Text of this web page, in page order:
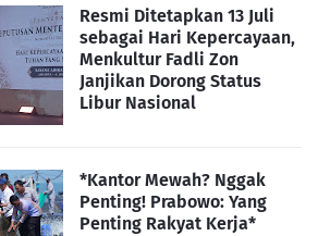
Resmi Ditetapkan 13 Juli
sebagai Hari Kepercayaan,
Menkultur Fadli Zon
Janjikan Dorong Status
Libur Nasional
*Kantor Mewah? Nggak
Penting! Prabowo: Yang
Penting Rakyat Kerja*